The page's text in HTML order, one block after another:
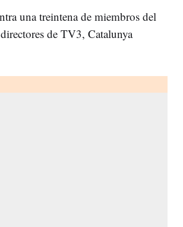
una treintena de miembros del
de TV3, Catalunya